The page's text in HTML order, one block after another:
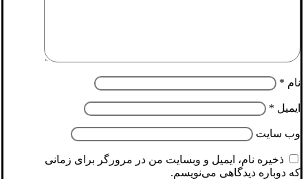
نام *
ایمیل *
وب‌ سایت
ذخیره نام، ایمیل و وبسایت من در مرورگر برای زمانی
که دوباره دیدگاهی می‌نویسم.